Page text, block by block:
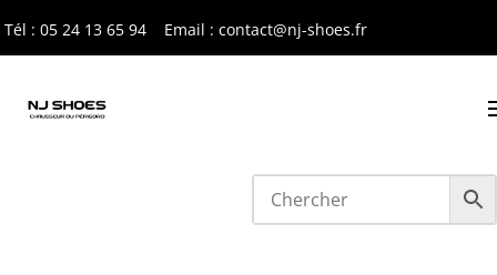
Tél : 05 24 13 65 94 Email : contact@nj-shoes.fr